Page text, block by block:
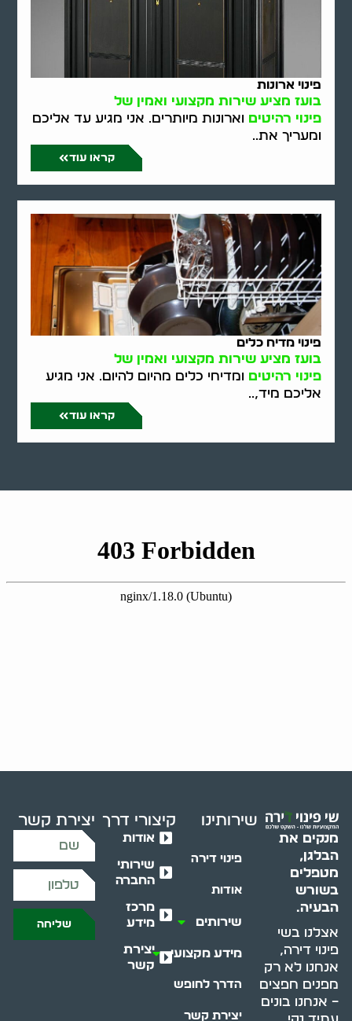
פינוי ארונות
בועז מציע שירות מקצועי ואמין של
פינוי רהיטים וארונות מיותרים. אני מגיע עד אליכם
ומעריך את..
קראו עוד
פינוי מדיח כלים
בועז מציע שירות מקצועי ואמין של
פינוי רהיטים ומדיחי כלים מהיום להיום. אני מגיע
אליכם מיד,..
קראו עוד
מנקים את
הבלגן,
מטפלים
בשורש
הבעיה.
אצלנו בשי
פינוי דירה,
אנחנו לא רק
מפנים חפצים
– אנחנו בונים
שירותינו
פינוי דירה
אודות
שירותים
מידע מקצועי
הדרך לחופש
יצירת קשר
קיצורי דרך
אודות
שירותי
החברה
מרכז
מידע
יצירת
קשר
יצירת קשר
שליחה